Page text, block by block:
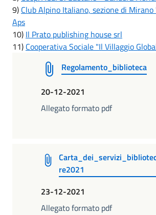
9) Club Alpino Italiano, sezione di
Aps
10) Il Prato publishing house srl
11) Cooperativa Sociale "Il Villaggio
Regolamento_biblioteca
20-12-2021
Allegato formato pdf
re2021
23-12-2021
Allegato formato pdf